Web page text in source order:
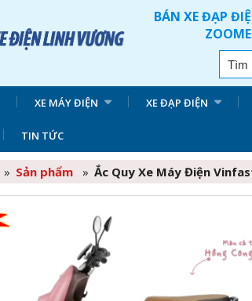
BÁN XE ĐẠP
XE MÁY ĐIỆN XE ĐẠP ĐIỆN
TIN TỨC
» Sản phẩm » Ắc Quy Xe Máy Điện